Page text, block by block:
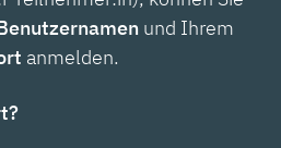
und Ihrem
anmelden.